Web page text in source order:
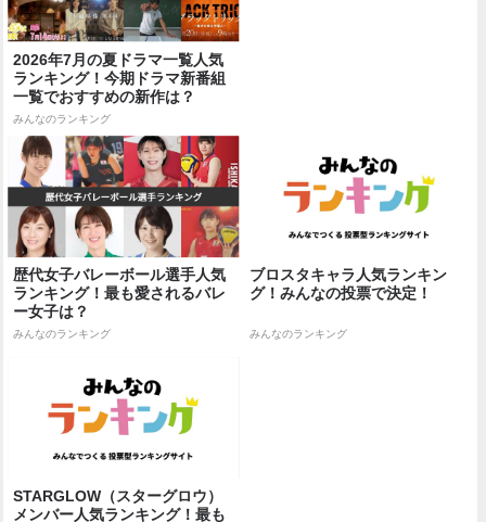
2026年7月の夏ドラマ一覧人気
ランキング！今期ドラマ新番組
一覧でおすすめの新作は？
みんなのランキング
歴代女子バレーボール選手人気
ランキング！最も愛されるバレ
ー女子は？
みんなのランキング
ブロスタキャラ人気ランキン
グ！みんなの投票で決定！
みんなのランキング
STARGLOW（スターグロウ）
メンバー人気ランキング！最も